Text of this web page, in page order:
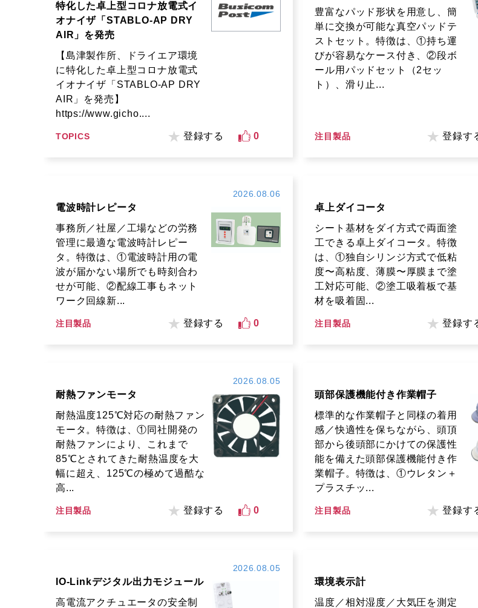
特化した卓上型コロナ放電式イ
オナイザ「STABLO-AP DRY
AIR」を発売
【島津製作所、ドライエア環境
に特化した卓上型コロナ放電式
イオナイザ「STABLO-AP DRY
AIR」を発売】
https://www.gicho....
TOPICS 登録する 0
豊富なパッド形状を用意し、簡
単に交換が可能な真空パッドテ
ストセット。特徴は、①持ち運
びが容易なケース付き、②段ボ
ール用パッドセット（2セッ
ト）、滑り止...
注目製品 登録す
2026.08.06
電波時計レピータ
事務所／社屋／工場などの労務
管理に最適な電波時計レピー
タ。特徴は、①電波時計用の電
波が届かない場所でも時刻合わ
せが可能、②配線工事もネット
ワーク回線新...
注目製品 登録する 0
卓上ダイコータ
シート基材をダイ方式で両面塗
工できる卓上ダイコータ。特徴
は、①独自シリンジ方式で低粘
度〜高粘度、薄膜〜厚膜まで塗
工対応可能、②塗工吸着板で基
材を吸着固...
注目製品 登録す
2026.08.05
耐熱ファンモータ
耐熱温度125℃対応の耐熱ファン
モータ。特徴は、①同社開発の
耐熱ファンにより、これまで
85℃とされてきた耐熱温度を大
幅に超え、125℃の極めて過酷な
高...
注目製品 登録する 0
頭部保護機能付き作業帽子
標準的な作業帽子と同様の着用
感／快適性を保ちながら、頭頂
部から後頭部にかけての保護性
能を備えた頭部保護機能付き作
業帽子。特徴は、①ウレタン＋
プラスチッ...
注目製品 登録す
2026.08.05
IO-Linkデジタル出力モジュール
高電流アクチュエータの安全制
環境表示計
温度／相対湿度／大気圧を測定